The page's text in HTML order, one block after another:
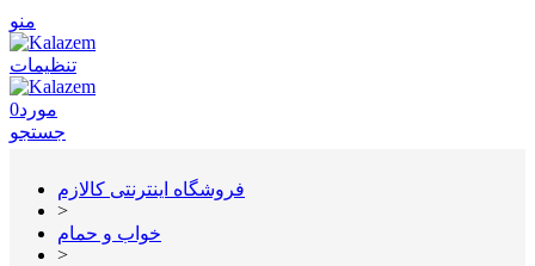
منو
تنظیمات
0مورد
جستجو
فروشگاه اینترنتی کالازم
>
خواب و حمام
>